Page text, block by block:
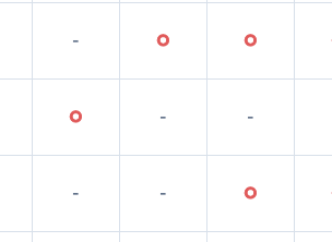
- ○ ○
○ - -
- - ○